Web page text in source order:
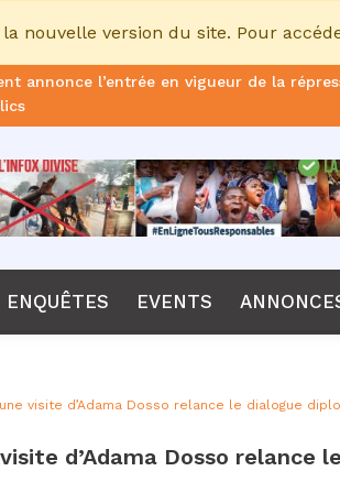
nouvelle version du site. Pour
annonce l’entrée en vigueur de la
le non-renouvellement du contrat
nouveau sélectionneur de l’équipe de
CPI, Karim Khan, démis de ses fonctions
ENQUÊTES EVENTS
visite d’Adama Dosso relance le dialogue
d’Adama Dosso relance